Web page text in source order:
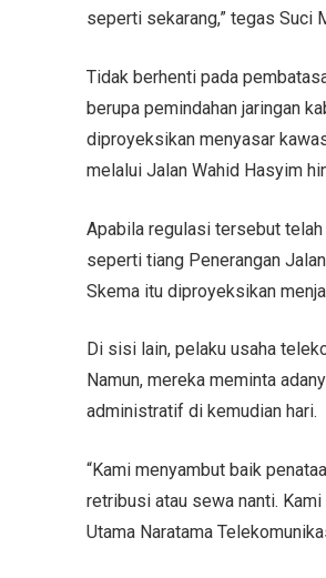
seperti sekarang,” tegas Suci
Tidak berhenti pada
berupa pemindahan jaringan
diproyeksikan menyasar
melalui Jalan Wahid Hasyim
Apabila regulasi tersebut telah
seperti tiang Penerangan
Skema itu diproyeksikan
Di sisi lain, pelaku usaha
Namun, mereka meminta
administratif di kemudian hari.
“Kami menyambut baik
retribusi atau sewa nanti.
Utama Naratama